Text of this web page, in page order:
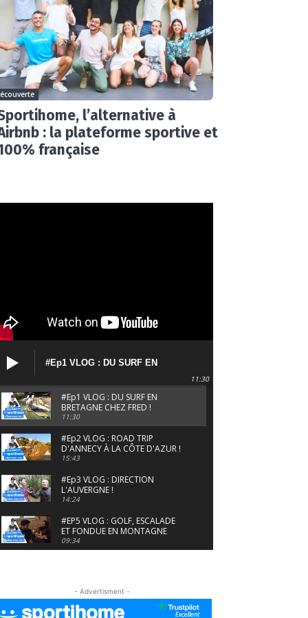
l’alternative à
: la plateforme sportive et
française
#Ep1 VLOG : DU SURF EN
11:30
#Ep1 VLOG : DU SURF EN
BRETAGNE CHEZ FRED !
11:30
#Ep2 VLOG : ROAD TRIP
D'ANNECY À LA CÔTE D'AZUR !
15:43
#Ep3 VLOG : DIRECTION
L'AUVERGNE !
14:24
#EP5 VLOG : GOLF, ESCALADE
ET FONDUE EN MONTAGNE
09:34
#EP7 VLOG : DE LA RAQUETTE
EN PLEIN MILIEU DU
- Advertisment -